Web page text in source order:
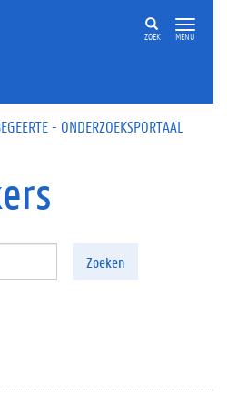
ZOEK MENU
- ONDERZOEKSPORTAAL
Zoeken